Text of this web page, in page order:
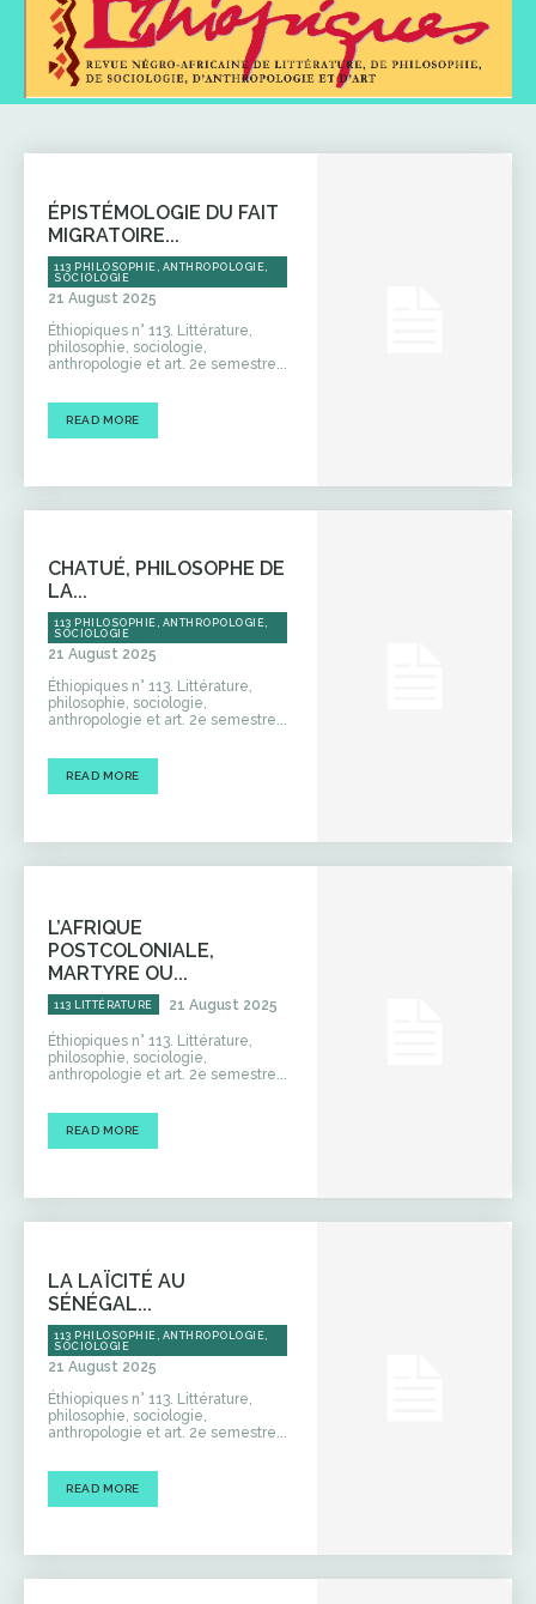
ÉPISTÉMOLOGIE DU FAIT
MIGRATOIRE...
113 PHILOSOPHIE, ANTHROPOLOGIE,
SOCIOLOGIE
21 August 2025
Éthiopiques n° 113. Littérature,
philosophie, sociologie,
anthropologie et art. 2e semestre...
READ MORE
CHATUÉ, PHILOSOPHE DE
LA...
113 PHILOSOPHIE, ANTHROPOLOGIE,
SOCIOLOGIE
21 August 2025
Éthiopiques n° 113. Littérature,
philosophie, sociologie,
anthropologie et art. 2e semestre...
READ MORE
L’AFRIQUE
POSTCOLONIALE,
MARTYRE OU...
113 LITTÉRATURE 21 August 2025
Éthiopiques n° 113. Littérature,
philosophie, sociologie,
anthropologie et art. 2e semestre...
READ MORE
LA LAÏCITÉ AU
SÉNÉGAL...
113 PHILOSOPHIE, ANTHROPOLOGIE,
SOCIOLOGIE
21 August 2025
Éthiopiques n° 113. Littérature,
philosophie, sociologie,
anthropologie et art. 2e semestre...
READ MORE